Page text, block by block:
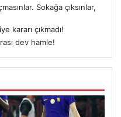
Sokağa çıksınlar,
kararı çıkmadı!
dev hamle!